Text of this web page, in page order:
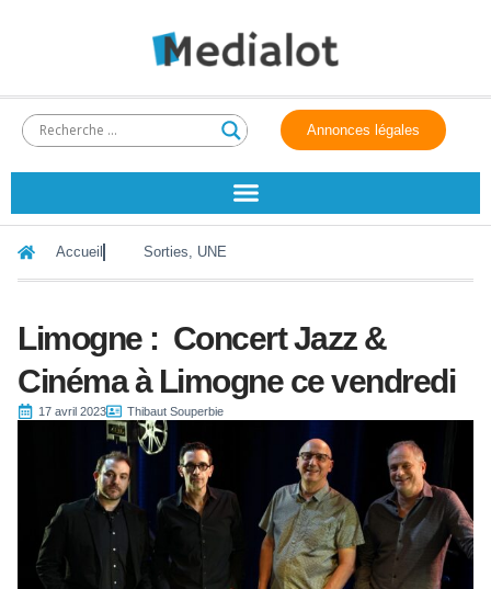
Annonces légales
Accueil Sorties, UNE
Limogne : Concert Jazz &
Cinéma à Limogne ce vendredi
17 avril 2023 Thibaut Souperbie